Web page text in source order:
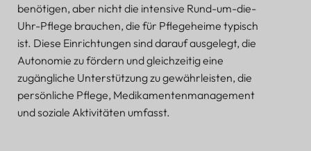
benötigen, aber nicht die intensive Rund-um-die-
Uhr-Pflege brauchen, die für Pflegeheime typisch
ist. Diese Einrichtungen sind darauf ausgelegt, die
Autonomie zu fördern und gleichzeitig eine
zugängliche Unterstützung zu gewährleisten, die
persönliche Pflege, Medikamentenmanagement
und soziale Aktivitäten umfasst.